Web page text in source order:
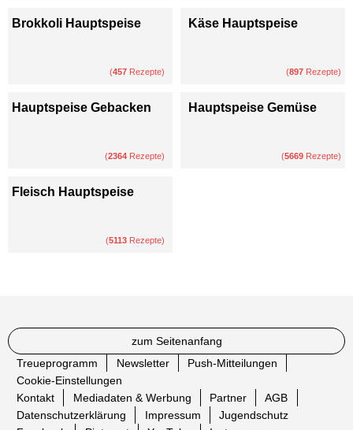
Brokkoli Hauptspeise
(457 Rezepte)
Käse Hauptspeise
(897 Rezepte)
Hauptspeise Gebacken
(2364 Rezepte)
Hauptspeise Gemüse
(5669 Rezepte)
Fleisch Hauptspeise
(5113 Rezepte)
zum Seitenanfang
Treueprogramm
Newsletter
Push-Mitteilungen
Cookie-Einstellungen
Kontakt
Mediadaten & Werbung Partner
AGB
Datenschutzerklärung
Impressum
Jugendschutz